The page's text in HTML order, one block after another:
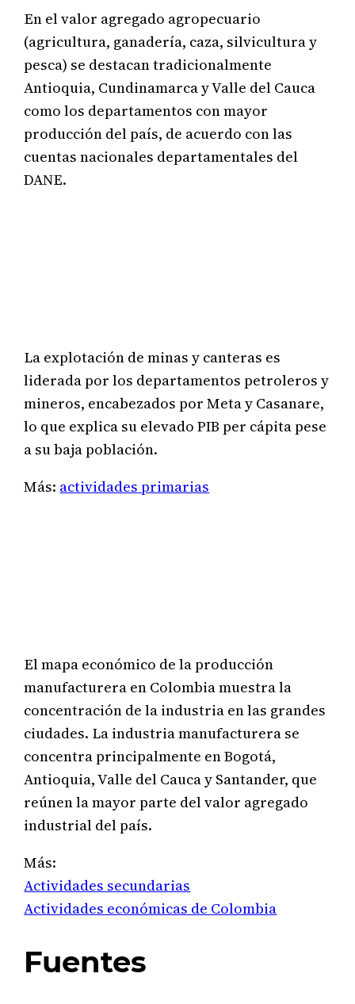
En el valor agregado agropecuario
(agricultura, ganadería, caza, silvicultura y
pesca) se destacan tradicionalmente
Antioquia, Cundinamarca y Valle del Cauca
como los departamentos con mayor
producción del país, de acuerdo con las
cuentas nacionales departamentales del
DANE.
La explotación de minas y canteras es
liderada por los departamentos petroleros y
mineros, encabezados por Meta y Casanare,
lo que explica su elevado PIB per cápita pese
a su baja población.
Más: actividades primarias
El mapa económico de la producción
manufacturera en Colombia muestra la
concentración de la industria en las grandes
ciudades. La industria manufacturera se
concentra principalmente en Bogotá,
Antioquia, Valle del Cauca y Santander, que
reúnen la mayor parte del valor agregado
industrial del país.
Más:
Actividades secundarias
Actividades económicas de Colombia
Fuentes